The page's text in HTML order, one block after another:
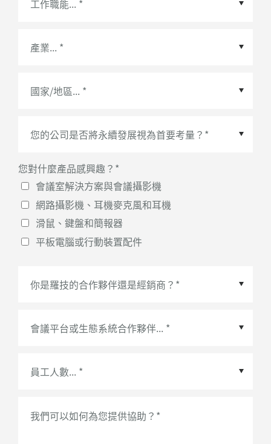
國家/地區*
您對什麼產品感興趣？ *
會議室解決方案與會議攝影機
網路攝影機、耳機麥克風和耳機
滑鼠、鍵盤和簡報器
平板電腦或行動裝置配件
會議平台或生態系統合作夥伴
我們可以如何為您提供協助？ *